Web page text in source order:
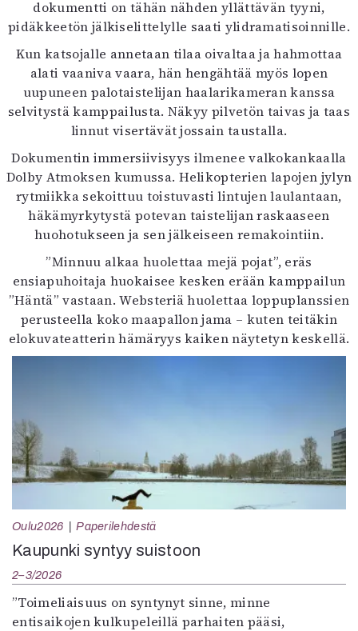
dokumentti on tähän nähden yllättävän tyyni,
pidäkkeetön jälkiselittelylle saati ylidramatisoinnille.
Kun katsojalle annetaan tilaa oivaltaa ja hahmottaa
alati vaaniva vaara, hän hengähtää myös lopen
uupuneen palotaistelijan haalarikameran kanssa
selvitystä kamppailusta. Näkyy pilvetön taivas ja taas
linnut visertävät jossain taustalla.
Dokumentin immersiivisyys ilmenee valkokankaalla
Dolby Atmoksen kumussa. Helikopterien lapojen jylyn
rytmiikka sekoittuu toistuvasti lintujen laulantaan,
häkämyrkytystä potevan taistelijan raskaaseen
huohotukseen ja sen jälkeiseen remakointiin.
”Minnuu alkaa huolettaa mejä pojat”, eräs
ensiapuhoitaja huokaisee kesken erään kamppailun
”Häntä” vastaan. Websteriä huolettaa loppuplanssien
perusteella koko maapallon jama – kuten teitäkin
elokuvateatterin hämäryys kaiken näytetyn keskellä.
Oulu2026 Paperilehdestä
Kaupunki syntyy suistoon
2–3/2026
”Toimeliaisuus on syntynyt sinne, minne
entisaikojen kulkupeleillä parhaiten pääsi,